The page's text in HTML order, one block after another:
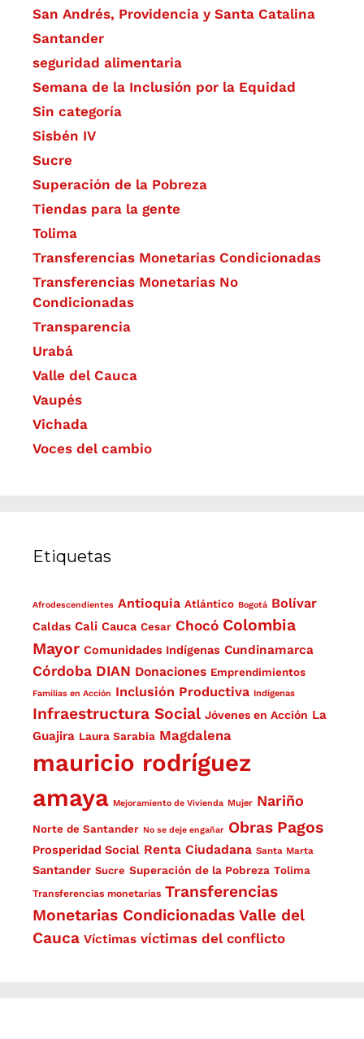
San Andrés, Providencia y Santa Catalina
Santander
seguridad alimentaria
Semana de la Inclusión por la Equidad
Sin categoría
Sisbén IV
Sucre
Superación de la Pobreza
Tiendas para la gente
Tolima
Transferencias Monetarias Condicionadas
Transferencias Monetarias No
Condicionadas
Transparencia
Urabá
Valle del Cauca
Vaupés
Vichada
Voces del cambio
Etiquetas
Afrodescendientes Antioquia Atlántico Bogotá Bolívar
Caldas Cali Cauca Cesar Chocó Colombia
Mayor Comunidades Indígenas Cundinamarca
Córdoba DIAN Donaciones Emprendimientos
Familias en Acción Inclusión Productiva Indígenas
Infraestructura Social Jóvenes en Acción La
Guajira Laura Sarabia Magdalena
mauricio rodríguez
amaya Mejoramiento de Vivienda Mujer Nariño
Norte de Santander No se deje engañar Obras Pagos
Prosperidad Social Renta Ciudadana Santa Marta
Santander Sucre Superación de la Pobreza Tolima
Transferencias monetarias Transferencias
Monetarias Condicionadas Valle del
Cauca Víctimas víctimas del conflicto